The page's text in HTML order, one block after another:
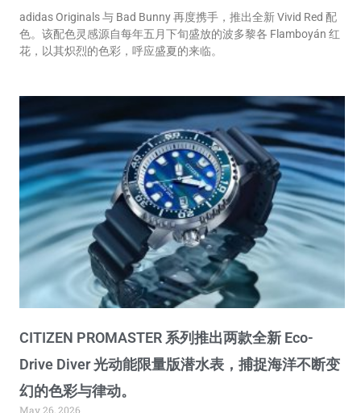
adidas Originals 与 Bad Bunny 再度携手，推出全新 Vivid Red 配
色。该配色灵感源自每年五月下旬盛放的波多黎各 Flamboyán 红
花，以其炽烈的色彩，呼应盛夏的来临。
CITIZEN PROMASTER 系列推出两款全新 Eco-
Drive Diver 光动能限量版潜水表，捕捉海洋不断变
幻的色彩与律动。
May 26, 2026